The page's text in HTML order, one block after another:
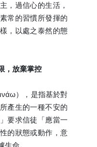
，過信心的生活，
常的習慣所發揮的
，以處之泰然的態
，放棄掌控
），是指基於對
產生的一種不安的
要求信徒「應當一
的狀態或動作，意
命。